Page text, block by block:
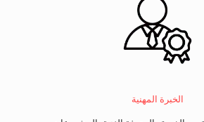
الخبرة المهنية